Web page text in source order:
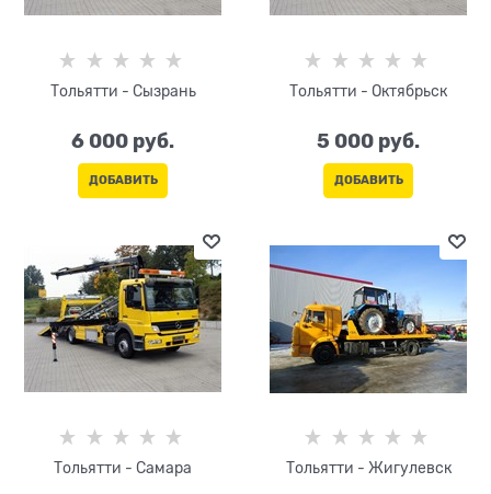
Тольятти - Сызрань
6 000 руб.
ДОБАВИТЬ
Тольятти - Октябрьск
5 000 руб.
ДОБАВИТЬ
Тольятти - Самара Тольятти - Жигулевск